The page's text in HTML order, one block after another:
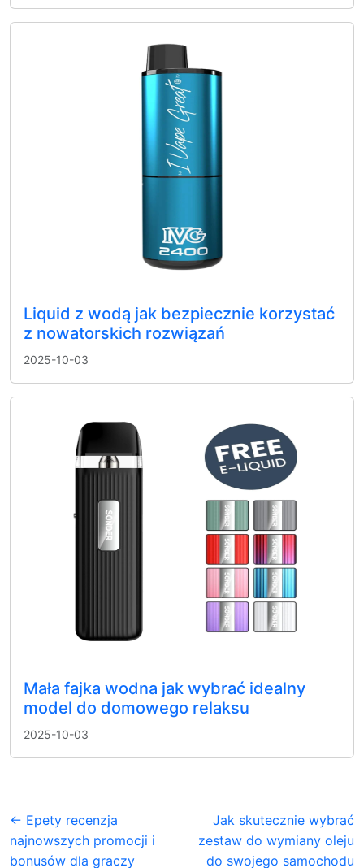
Liquid z wodą jak bezpiecznie korzystać
z nowatorskich rozwiązań
2025-10-03
Mała fajka wodna jak wybrać idealny
model do domowego relaksu
2025-10-03
← Epety recenzja
najnowszych promocji i
bonusów dla graczy
Jak skutecznie wybrać
zestaw do wymiany oleju
do swojego samochodu